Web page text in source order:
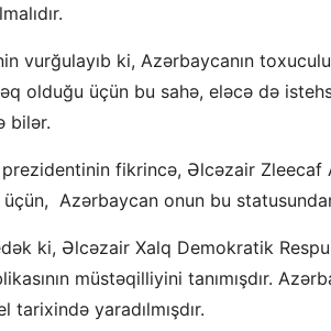
vurğulayıb ki, Azərbaycanın
olduğu üçün bu sahə, eləcə də
bilər.
fikrincə, Əlcəzair Zleecaf
Azərbaycan onun bu
ki, Əlcəzair Xalq Demokratik
müstəqilliyini tanımışdır.
tarixində yaradılmışdır.